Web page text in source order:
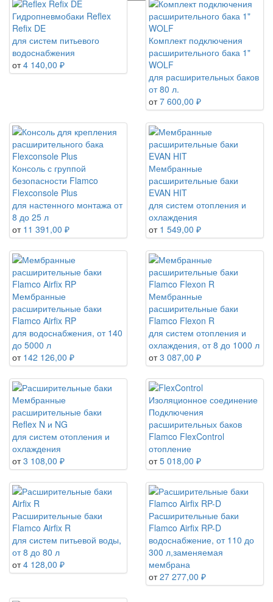
ЭВАН
Гидропневмобаки Reflex
Refix DE
для систем питьевого
водоснабжения
от 4 140,00 ₽
Комплект подключения
расширительного бака 1"
WOLF
для расширительных баков
от 80 л.
от 7 600,00 ₽
Консоль с группой
безопасности Flamco
Flexconsole Plus
для настенного монтажа от
8 до 25 л
от 11 391,00 ₽
Мембранные
расширительные баки
EVAN HIT
для систем отопления и
охлаждения
от 1 549,00 ₽
Мембранные
расширительные баки
Flamco Airfix RP
для водоснабжения, от 140
до 5000 л
от 142 126,00 ₽
Мембранные
расширительные баки
Flamco Flexon R
для систем отопления и
охлаждения, от 8 до 1000 л
от 3 087,00 ₽
Мембранные
расширительные баки
Reflex N и NG
для систем отопления и
охлаждения
от 3 108,00 ₽
Подключения
расширительных баков
Flamco FlexControl
отопление
от 5 018,00 ₽
Расширительные баки
Flamco Airfix R
для систем питьевой воды,
от 8 до 80 л
от 4 128,00 ₽
Расширительные баки
Flamco Airfix RP-D
водоснабжение, от 110 до
300 л,заменяемая
мембрана
от 27 277,00 ₽